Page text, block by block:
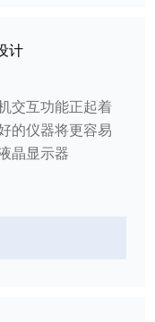
计
互功能正起着
的仪器将更容易
晶显示器